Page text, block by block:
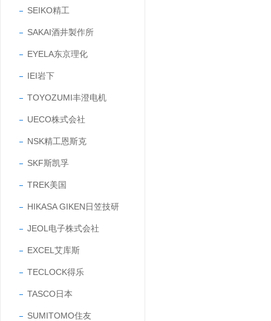
SEIKO精工
SAKAI酒井製作所
EYELA东京理化
IEI岩下
TOYOZUMI丰澄电机
UECO株式会社
NSK精工恩斯克
SKF斯凯孚
TREK美国
HIKASA GIKEN日笠技研
JEOL电子株式会社
EXCEL艾库斯
TECLOCK得乐
TASCO日本
SUMITOMO住友